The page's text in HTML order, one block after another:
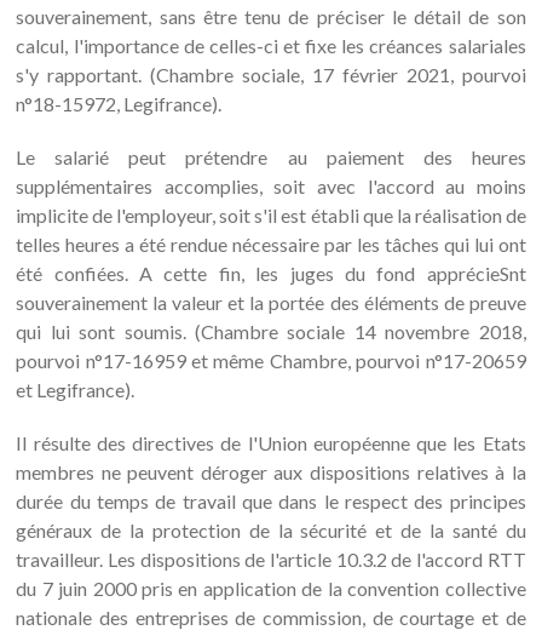
souverainement, sans être tenu de préciser le détail de son
calcul, l'importance de celles-ci et fixe les créances salariales
s'y rapportant. (Chambre sociale, 17 février 2021, pourvoi
n°18-15972, Legifrance).
Le salarié peut prétendre au paiement des heures
supplémentaires accomplies, soit avec l'accord au moins
implicite de l'employeur, soit s'il est établi que la réalisation de
telles heures a été rendue nécessaire par les tâches qui lui ont
été confiées. A cette fin, les juges du fond apprécieSnt
souverainement la valeur et la portée des éléments de preuve
qui lui sont soumis. (Chambre sociale 14 novembre 2018,
pourvoi n°17-16959 et même Chambre, pourvoi n°17-20659
et Legifrance).
Il résulte des directives de l'Union européenne que les Etats
membres ne peuvent déroger aux dispositions relatives à la
durée du temps de travail que dans le respect des principes
généraux de la protection de la sécurité et de la santé du
travailleur. Les dispositions de l'article 10.3.2 de l'accord RTT
du 7 juin 2000 pris en application de la convention collective
nationale des entreprises de commission, de courtage et de